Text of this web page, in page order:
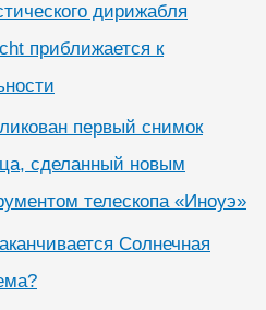
дирижабля
приближается к
первый снимок
сделанный новым
телескопа «Иноуэ»
Солнечная